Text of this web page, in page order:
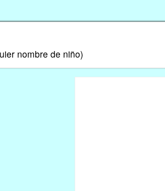
nombre de niño)